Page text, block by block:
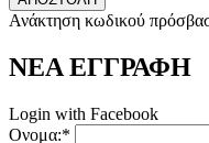
Ανάκτηση κωδικού
ΝΕΑ ΕΓΓΡΑΦΗ
Login with Facebook
Ονομα:*